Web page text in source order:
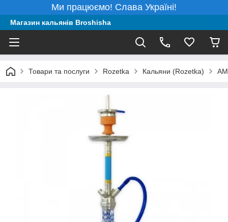
Ми працюємо! Слава Україні!
Магазин кальянів Broshisha
Товари та послуги Rozetka Кальяни (Rozetka)